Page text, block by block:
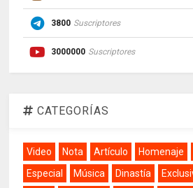
3800 Suscriptores
3000000 Suscriptores
CATEGORÍAS
Video Nota Artículo Homenaje
Especial
Música Dinastía